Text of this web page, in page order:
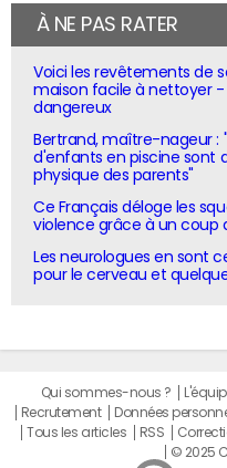
À NE PAS RATER
Voici les revêtements de
maison facile à nettoyer
dangereux
Bertrand, maître-nageur :
d'enfants en piscine sont
physique des parents"
Ce Français déloge les
violence grâce à un coup
Les neurologues en sont
pour le cerveau et
Qui sommes-nous ?
Recrutement
Données
Tous les articles
RSS
© 2025